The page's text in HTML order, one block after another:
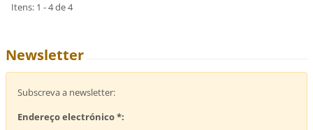
Itens: 1 - 4 de 4
Newsletter
Subscreva a newsletter:
Endereço electrónico *: